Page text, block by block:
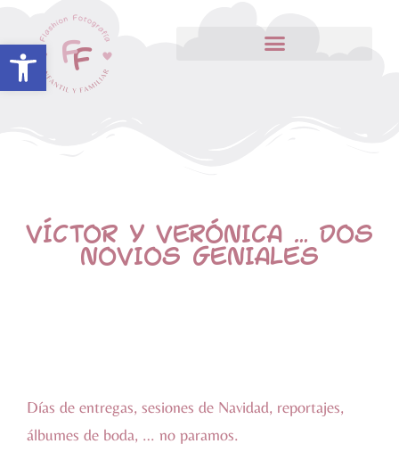
Abrir barra de herramientas
VÍCTOR Y VERÓNICA … DOS
NOVIOS GENIALES
Días de entregas, sesiones de Navidad, reportajes,
álbumes de boda, … no paramos.